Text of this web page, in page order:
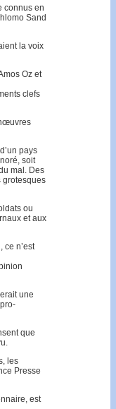
connus en
Sand
la voix
Oz et
clefs
pays
soit
mal. Des
grotesques
ou
et aux
ce n’est
une
que
les
Presse
est